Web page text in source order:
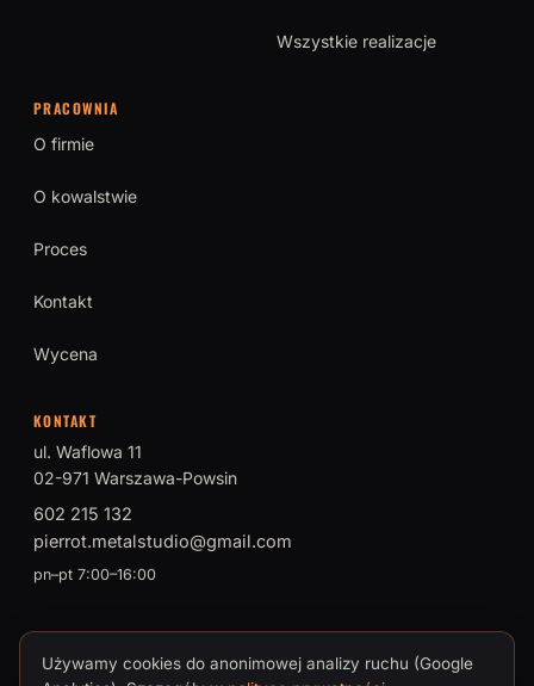
Wszystkie realizacje
PRACOWNIA
O firmie
O kowalstwie
Proces
Kontakt
Wycena
KONTAKT
ul. Waflowa 11
02-971 Warszawa-Powsin
602 215 132
pierrot.metalstudio@gmail.com
pn–pt 7:00–16:00
© 2026 PIERROT Metal Studio · Tomasz Brokman, Mistrz Sztuki
Używamy cookies do anonimowej analizy ruchu (Google